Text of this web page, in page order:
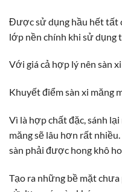
Được sử dụng hầu hết tất
lớp nền chính khi sử dụng
Với giá cả hợp lý nên sàn
Khuyết điểm sàn xi măng
Vì là hợp chất đặc, sánh
măng sẽ lâu hơn rất
sàn phải được hong khô
Tạo ra những bề mặt